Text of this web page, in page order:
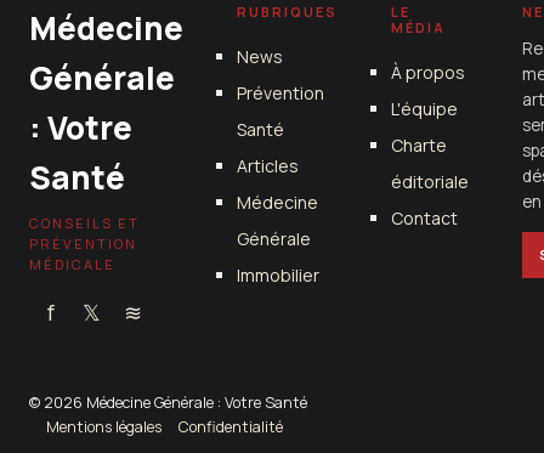
Médecine
Générale
: Votre
Santé
CONSEILS ET
PRÉVENTION
MÉDICALE
f 𝕏 ≋
RUBRIQUES
News
Prévention
Santé
Articles
Médecine
Générale
Immobilier
LE
MÉDIA
À propos
L'équipe
Charte
éditoriale
Contact
© 2026 Médecine Générale : Votre Santé
Mentions légales
Confidentialité